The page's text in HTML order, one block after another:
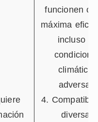
funcionen
máxima
incluso en
climáticas
adversas.
4.
diversas